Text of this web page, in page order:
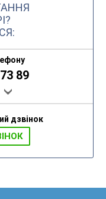
89
дзвінок